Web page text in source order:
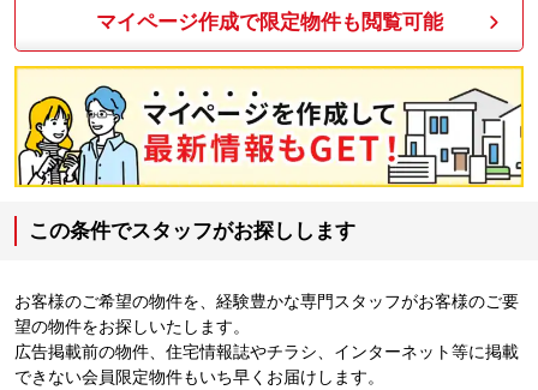
マイページ作成で限定物件も閲覧可能
この条件でスタッフがお探しします
お客様のご希望の物件を、経験豊かな専門スタッフがお客様のご要
望の物件をお探しいたします。
広告掲載前の物件、住宅情報誌やチラシ、インターネット等に掲載
できない会員限定物件もいち早くお届けします。